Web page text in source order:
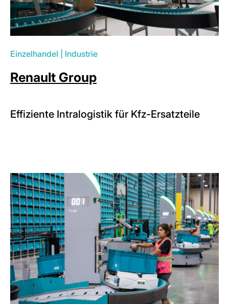
Einzelhandel Industrie
Renault Group
Effiziente Intralogistik für Kfz-Ersatzteile